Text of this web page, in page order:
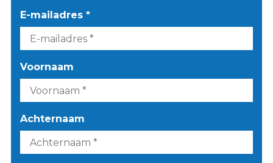
E-mailadres *
Voornaam
Achternaam